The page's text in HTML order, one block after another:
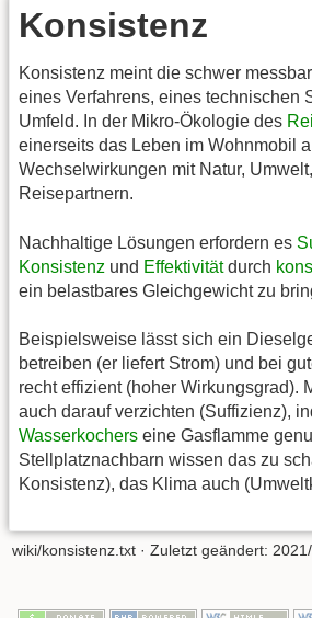
Konsistenz
Konsistenz meint die schwer
eines Verfahrens, eines technischen
Umfeld. In der Mikro-Ökologie des
einerseits das Leben im Wohnmobil
Wechselwirkungen mit Natur,
Reisepartnern.
Nachhaltige Lösungen erfordern es
Konsistenz und Effektivitätdurch
ein belastbares Gleichgewicht zu
Beispielsweise lässt sich ein
betreiben (er liefert Strom) und bei
recht effizient (hoher Wirkungsgrad).
auch darauf verzichten (Suffizienz),
Wasserkochers eine Gasflamme
Stellplatznachbarn wissen das zu
Konsistenz), das Klima auch
wiki/konsistenz.txt · Zuletzt geändert: